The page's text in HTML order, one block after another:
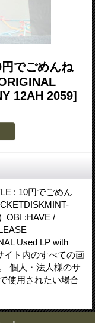
でごめんね
12AH 2059]
: 10円でごめん
OBI :HAVE /
Used LP with
すべての画
個人・法人様のサ
使用されたい場合